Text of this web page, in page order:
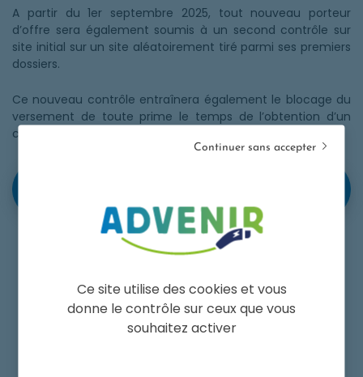
Ce site utilise des cookies et vous
donne le contrôle sur ceux que vous
souhaitez activer
Continuer sans accepter
A partir du 1er septembre 2025, tout nouveau porteur
d’offre sera également soumis à un second contrôle sur
site initial sur un site aléatoirement tiré parmi ses premiers
dossiers.
Ce nouveau contrôle entraînera également le blocage du
versement de toute prime le temps de l’obtention d’un
contrôle conforme.
OPENS IN A NEW
Facebook. Ouvre une nouvelle fenêtre.
Twitter. Ouvre une nouvelle
LinkedIn. Ouvre une